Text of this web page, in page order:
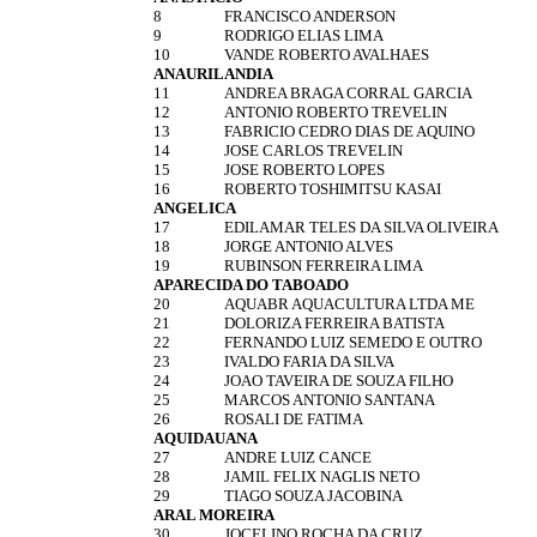
8
FRANCISCO ANDERSON
9
RODRIGO ELIAS LIMA
10
VANDE ROBERTO AVALHAES
ANAURILANDIA
11
ANDREA BRAGA CORRAL GARCIA
12
ANTONIO ROBERTO TREVELIN
13
FABRICIO CEDRO DIAS DE AQUINO
14
JOSE CARLOS TREVELIN
15
JOSE ROBERTO LOPES
16
ROBERTO TOSHIMITSU KASAI
ANGELICA
17
EDILAMAR TELES DA SILVA OLIVEIRA
18
JORGE ANTONIO ALVES
19
RUBINSON FERREIRA LIMA
APARECIDA DO TABOADO
20
AQUABR AQUACULTURA LTDA ME
21
DOLORIZA FERREIRA BATISTA
22
FERNANDO LUIZ SEMEDO E OUTRO
23
IVALDO FARIA DA SILVA
24
JOAO TAVEIRA DE SOUZA FILHO
25
MARCOS ANTONIO SANTANA
26
ROSALI DE FATIMA
AQUIDAUANA
27
ANDRE LUIZ CANCE
28
JAMIL FELIX NAGLIS NETO
29
TIAGO SOUZA JACOBINA
ARAL MOREIRA